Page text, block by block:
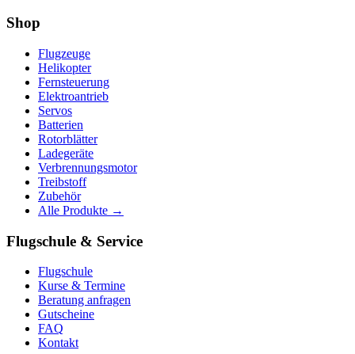
Shop
Flugzeuge
Helikopter
Fernsteuerung
Elektroantrieb
Servos
Batterien
Rotorblätter
Ladegeräte
Verbrennungsmotor
Treibstoff
Zubehör
Alle Produkte →
Flugschule & Service
Flugschule
Kurse & Termine
Beratung anfragen
Gutscheine
FAQ
Kontakt